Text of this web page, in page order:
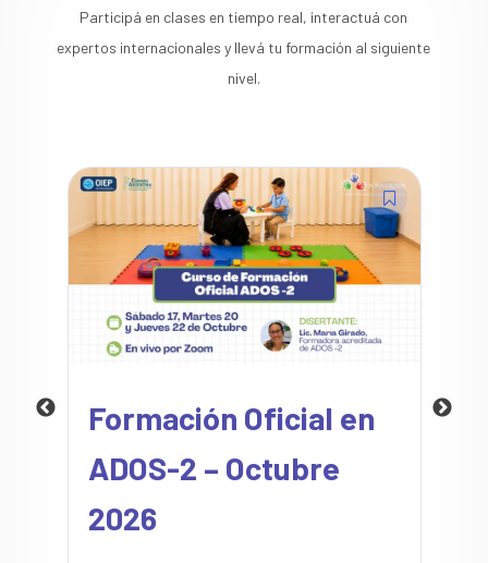
Participá en clases en tiempo real, interactuá con
expertos internacionales y llevá tu formación al siguiente
nivel.
Formación Oficial en
ADOS-2 – Octubre
2026